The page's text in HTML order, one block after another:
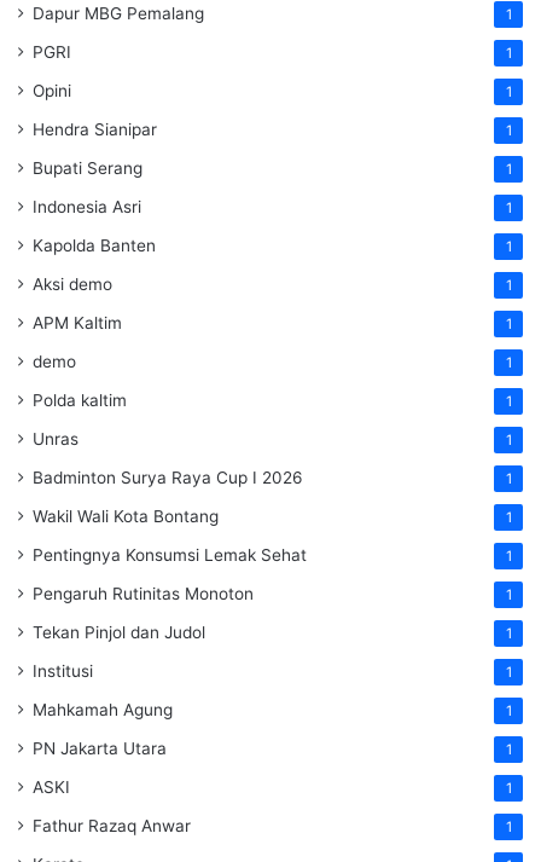
Dapur MBG Pemalang 1
PGRI 1
Opini 1
Hendra Sianipar 1
Bupati Serang 1
Indonesia Asri 1
Kapolda Banten 1
Aksi demo 1
APM Kaltim 1
demo 1
Polda kaltim 1
Unras 1
Badminton Surya Raya Cup I 2026 1
Wakil Wali Kota Bontang 1
Pentingnya Konsumsi Lemak Sehat 1
Pengaruh Rutinitas Monoton 1
Tekan Pinjol dan Judol 1
Institusi 1
Mahkamah Agung 1
PN Jakarta Utara 1
ASKI 1
Fathur Razaq Anwar 1